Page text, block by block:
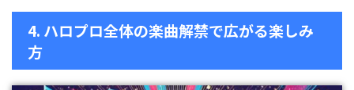
4. ハロプロ全体の楽曲解禁で広がる楽しみ
方